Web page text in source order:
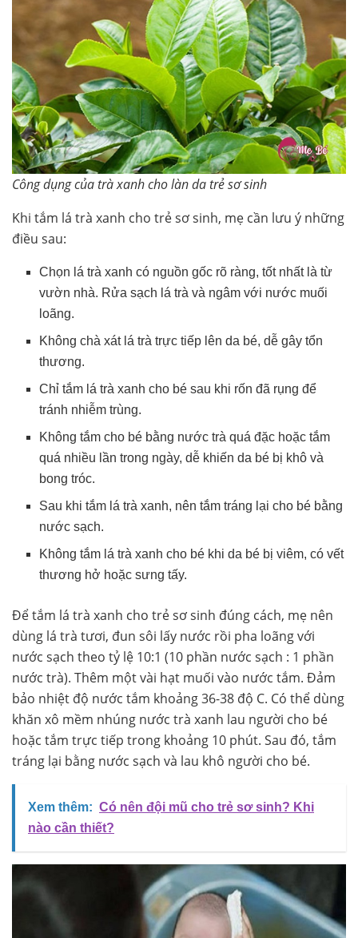
Công dụng của trà xanh cho làn da trẻ sơ sinh
Khi tắm lá trà xanh cho trẻ sơ sinh, mẹ cần lưu ý những
điều sau:
Chọn lá trà xanh có nguồn gốc rõ ràng, tốt nhất là từ
vườn nhà. Rửa sạch lá trà và ngâm với nước muối
loãng.
Không chà xát lá trà trực tiếp lên da bé, dễ gây tổn
thương.
Chỉ tắm lá trà xanh cho bé sau khi rốn đã rụng để
tránh nhiễm trùng.
Không tắm cho bé bằng nước trà quá đặc hoặc tắm
quá nhiều lần trong ngày, dễ khiến da bé bị khô và
bong tróc.
Sau khi tắm lá trà xanh, nên tắm tráng lại cho bé bằng
nước sạch.
Không tắm lá trà xanh cho bé khi da bé bị viêm, có vết
thương hở hoặc sưng tấy.
Để tắm lá trà xanh cho trẻ sơ sinh đúng cách, mẹ nên
dùng lá trà tươi, đun sôi lấy nước rồi pha loãng với
nước sạch theo tỷ lệ 10:1 (10 phần nước sạch : 1 phần
nước trà). Thêm một vài hạt muối vào nước tắm. Đảm
bảo nhiệt độ nước tắm khoảng 36-38 độ C. Có thể dùng
khăn xô mềm nhúng nước trà xanh lau người cho bé
hoặc tắm trực tiếp trong khoảng 10 phút. Sau đó, tắm
tráng lại bằng nước sạch và lau khô người cho bé.
Xem thêm: Có nên đội mũ cho trẻ sơ sinh? Khi
nào cần thiết?